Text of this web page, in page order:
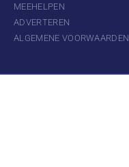
MEEHELPEN
ADVERTEREN
ALGEMENE VOORWAARDEN